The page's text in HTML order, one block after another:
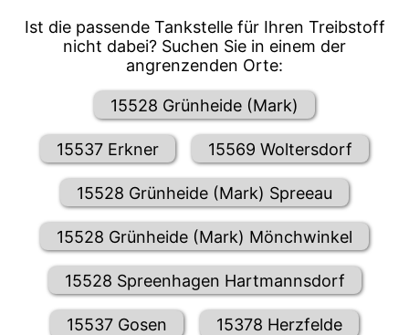
Ist die passende Tankstelle für Ihren Treibstoff
nicht dabei? Suchen Sie in einem der
angrenzenden Orte:
15528 Grünheide (Mark)
15537 Erkner 15569 Woltersdorf
15528 Grünheide (Mark) Spreeau
15528 Grünheide (Mark) Mönchwinkel
15528 Spreenhagen Hartmannsdorf
15537 Gosen 15378 Herzfelde